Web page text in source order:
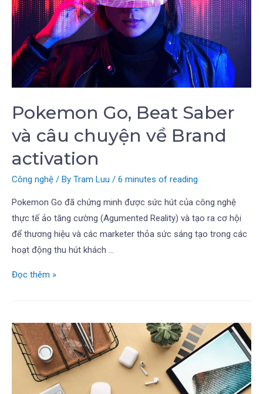
Pokemon Go, Beat Saber
và câu chuyện về Brand
activation
Công nghệ / By Tram Luu / 6 minutes of reading
Pokemon Go đã chứng minh được sức hút của công nghệ
thực tế ảo tăng cường (Agumented Reality) và tạo ra cơ hội
để thương hiệu và các marketer thỏa sức sáng tạo trong các
hoạt động thu hút khách …
Đọc thêm »